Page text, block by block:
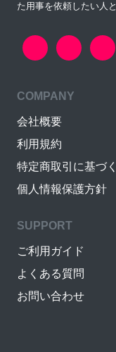
た用事を依頼したい人
COMPANY
会社概要
利用規約
特定商取引に基づ
個人情報保護方針
SUPPORT
ご利用ガイド
よくある質問
お問い合わせ